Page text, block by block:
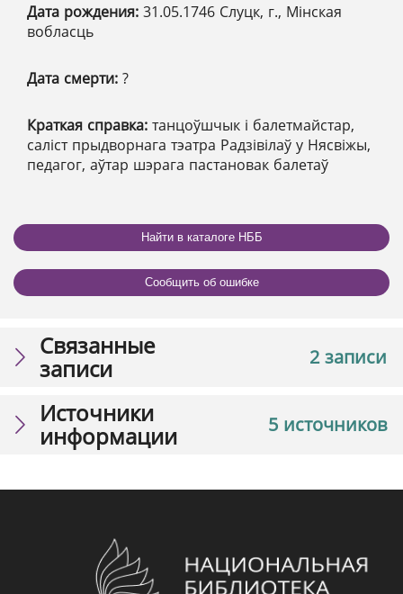
Дата рождения: 31.05.1746 Слуцк, г., Мінская
вобласць
Дата смерти: ?
Краткая справка: танцоўшчык і балетмайстар,
саліст прыдворнага тэатра Радзівілаў у Нясвіжы,
педагог, аўтар шэрага пастановак балетаў
Найти в каталоге НББ
Сообщить об ошибке
2 записи
Связанные
записи
5 источников
Источники
информации